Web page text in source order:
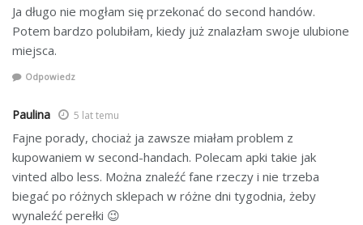
Ja długo nie mogłam się przekonać do second handów.
Potem bardzo polubiłam, kiedy już znalazłam swoje ulubione
miejsca.
Odpowiedz
Paulina 5 lat temu
Fajne porady, chociaż ja zawsze miałam problem z
kupowaniem w second-handach. Polecam apki takie jak
vinted albo less. Można znaleźć fane rzeczy i nie trzeba
biegać po różnych sklepach w różne dni tygodnia, żeby
wynaleźć perełki 😉